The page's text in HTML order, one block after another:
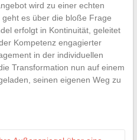
wird zu einer echten
es über die bloße Frage
erfolgt in Kontinuität, geleitet
Kompetenz engagierter
in der individuellen
Transformation nun auf einem
seinen eigenen Weg zu